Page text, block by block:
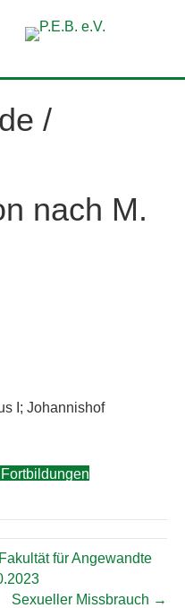
/
nach M.
I; Johannishof
für Angewandte
Sexueller Missbrauch →